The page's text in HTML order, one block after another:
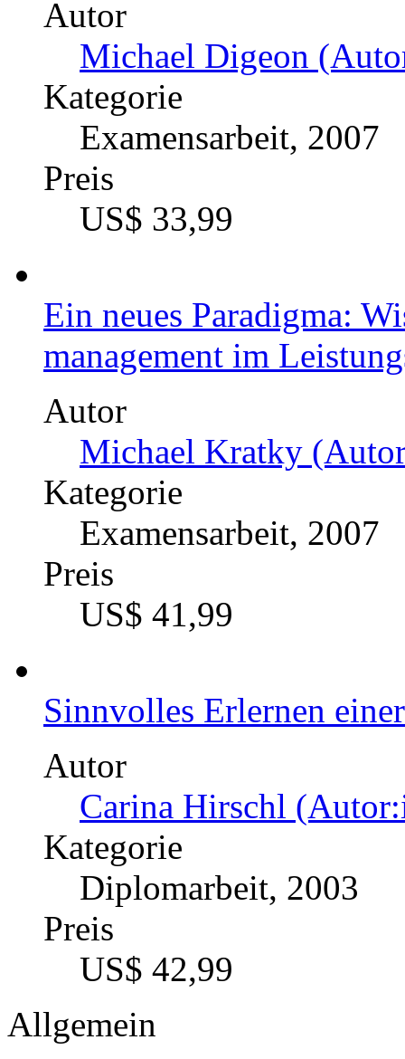
Autor
Michael Digeon
Kategorie
Examensarbeit, 2007
Preis
US$ 33,99
Ein neues Paradigma:
management im
Autor
Michael Kratky
Kategorie
Examensarbeit, 2007
Preis
US$ 41,99
Sinnvolles Erlernen
Autor
Carina Hirschl
Kategorie
Diplomarbeit, 2003
Preis
US$ 42,99
Allgemein